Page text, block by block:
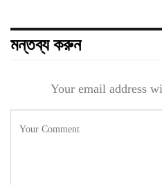
মন্তব্য করুন
Your email address